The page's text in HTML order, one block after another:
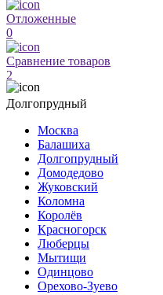
Отложенные
0
Сравнение товаров
2
Долгопрудный
Москва
Балашиха
Долгопрудный
Домодедово
Жуковский
Коломна
Королёв
Красногорск
Люберцы
Мытищи
Одинцово
Орехово-Зуево